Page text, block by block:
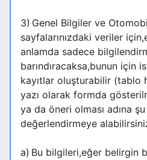
3) Genel Bilgiler ve Otomobil
sayfalarınızdaki veriler
anlamda sadece
barındıracaksa,bunun için
kayıtlar oluşturabilir (tablo
yazı olarak formda
ya da öneri olması adına
değerlendirmeye
a) Bu bilgileri,eğer belirgin